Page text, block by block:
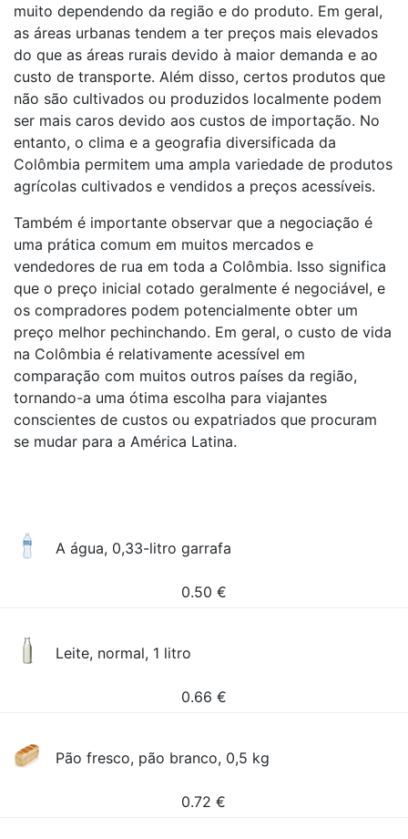
muito dependendo da região e do produto. Em geral,
as áreas urbanas tendem a ter preços mais elevados
do que as áreas rurais devido à maior demanda e ao
custo de transporte. Além disso, certos produtos que
não são cultivados ou produzidos localmente podem
ser mais caros devido aos custos de importação. No
entanto, o clima e a geografia diversificada da
Colômbia permitem uma ampla variedade de produtos
agrícolas cultivados e vendidos a preços acessíveis.
Também é importante observar que a negociação é
uma prática comum em muitos mercados e
vendedores de rua em toda a Colômbia. Isso significa
que o preço inicial cotado geralmente é negociável, e
os compradores podem potencialmente obter um
preço melhor pechinchando. Em geral, o custo de vida
na Colômbia é relativamente acessível em
comparação com muitos outros países da região,
tornando-a uma ótima escolha para viajantes
conscientes de custos ou expatriados que procuram
se mudar para a América Latina.
A água, 0,33-litro garrafa
0.50 €
Leite, normal, 1 litro
0.66 €
Pão fresco, pão branco, 0,5 kg
0.72 €